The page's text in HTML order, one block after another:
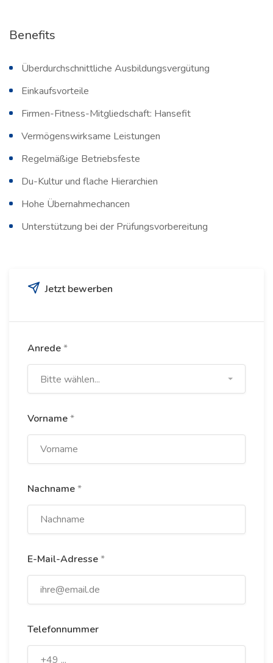
Benefits
Überdurchschnittliche Ausbildungsvergütung
Einkaufsvorteile
Firmen-Fitness-Mitgliedschaft: Hansefit
Vermögenswirksame Leistungen
Regelmäßige Betriebsfeste
Du-Kultur und flache Hierarchien
Hohe Übernahmechancen
Unterstützung bei der Prüfungsvorbereitung
Jetzt bewerben
Anrede*
Bitte wählen...
Vorname*
Nachname*
E-Mail-Adresse*
Telefonnummer